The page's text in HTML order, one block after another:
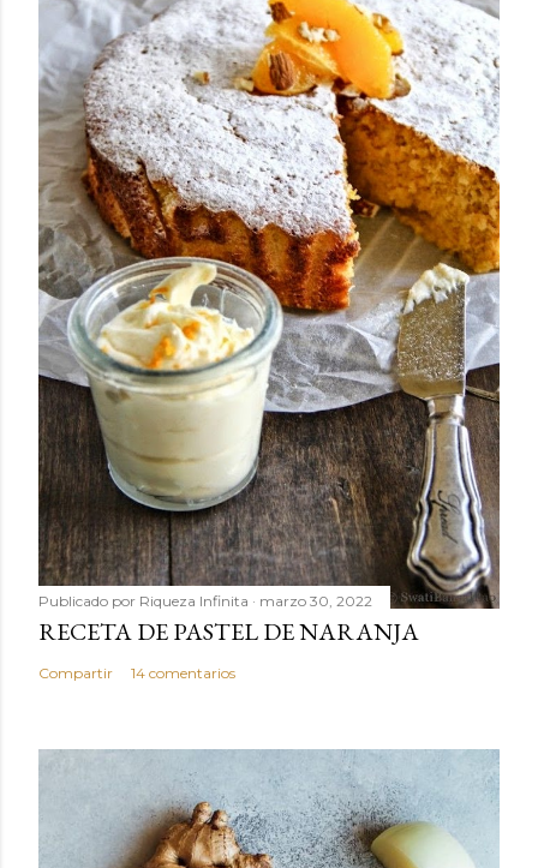
Publicado por Riqueza Infinita marzo 30, 2022
RECETA DE PASTEL DE NARANJA
Compartir 14 comentarios